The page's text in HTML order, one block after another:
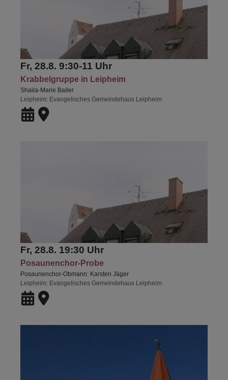
Fr, 28.8. 9:30-11 Uhr
Krabbelgruppe in Leipheim
Shaila-Marie Bailer
Leipheim
Evangelisches Gemeindehaus Leipheim
Fr, 28.8. 19:30 Uhr
Posaunenchor-Probe
Posaunenchor-Obmann: Karsten Jäger
Leipheim
Evangelisches Gemeindehaus Leipheim